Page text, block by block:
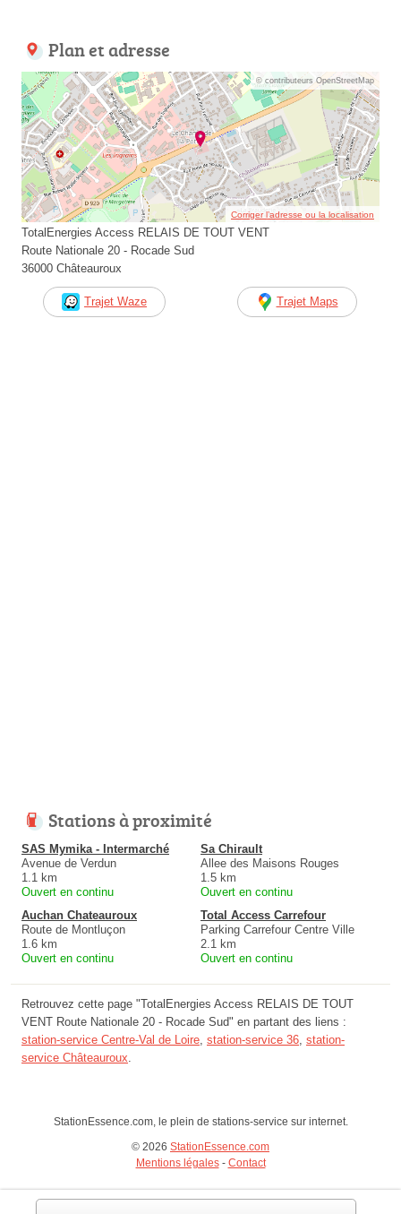
Plan et adresse
© contributeurs OpenStreetMap
Corriger l’adresse ou la localisation
TotalEnergies Access RELAIS DE TOUT VENT
Route Nationale 20 - Rocade Sud
36000 Châteauroux
Trajet Waze Trajet Maps
Stations à proximité
SAS Mymika - Intermarché
Avenue de Verdun
1.1 km
Ouvert en continu
Sa Chirault
Allee des Maisons Rouges
1.5 km
Ouvert en continu
Auchan Chateauroux
Route de Montluçon
1.6 km
Ouvert en continu
Total Access Carrefour
Parking Carrefour Centre Ville
2.1 km
Ouvert en continu
Retrouvez cette page "TotalEnergies Access RELAIS DE TOUT
VENT Route Nationale 20 - Rocade Sud" en partant des liens :
station-service Centre-Val de Loire, station-service 36, station-
service Châteauroux.
StationEssence.com, le plein de stations-service sur internet.
© 2026 StationEssence.com
Mentions légales- Contact